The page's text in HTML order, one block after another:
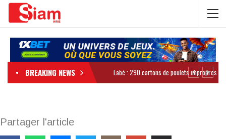
BREAKING NEWS
Partager l'article